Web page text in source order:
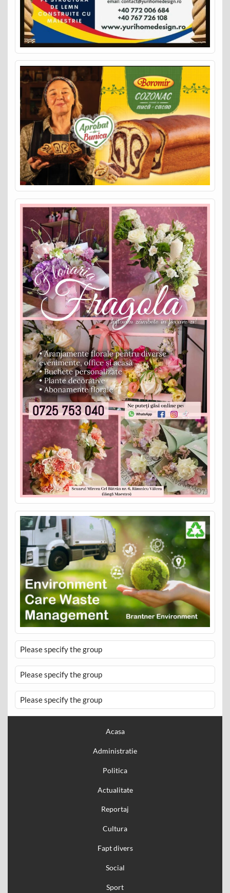
Please specify the group
Please specify the group
Please specify the group
Acasa
Administratie
Politica
Actualitate
Reportaj
Cultura
Fapt divers
Social
Sport